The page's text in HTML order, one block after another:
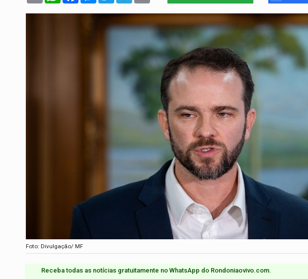
Foto: Divulgação/ MF
Receba todas as notícias gratuitamente no WhatsApp do Rondoniaovivo.com.​